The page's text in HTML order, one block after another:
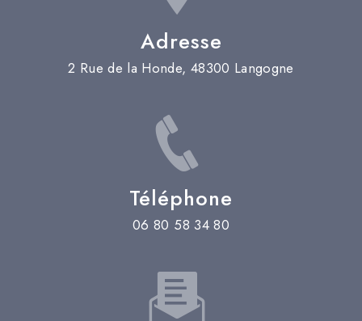
Adresse
2 Rue de la Honde, 48300 Langogne
Téléphone
06 80 58 34 80